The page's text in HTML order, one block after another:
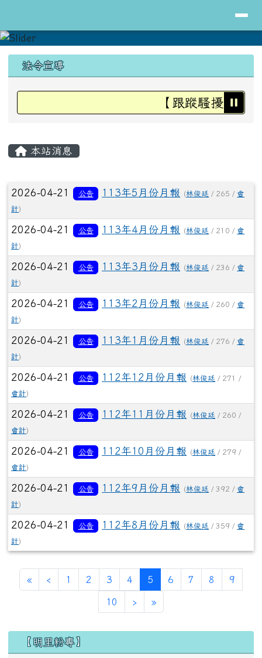
上中區域內容
法令宣導
【跟蹤騷擾防治
本站消息
文章列表
2026-04-21 公告 113年5月份月報 (林俊廷 / 265 /會
計)
2026-04-21 公告 113年4月份月報 (林俊廷 / 210 /會
計)
2026-04-21 公告 113年3月份月報 (林俊廷 / 236 /會
計)
2026-04-21 公告 113年2月份月報 (林俊廷 / 260 /會
計)
2026-04-21 公告 113年1月份月報 (林俊廷 / 276 /會
計)
2026-04-21 公告 112年12月份月報 (林俊廷 / 271 /
會計)
2026-04-21 公告 112年11月份月報 (林俊廷 / 260 /
會計)
2026-04-21 公告 112年10月份月報 (林俊廷 / 279 /
會計)
2026-04-21 公告 112年9月份月報 (林俊廷 / 392 /會
計)
2026-04-21 公告 112年8月份月報 (林俊廷 / 359 /會
計)
«第一頁
‹ 上一頁
1 2 3 4 5 (目前頁次)
6 7 8 9
10 ›下一頁
»最後頁
左邊區域內容
【明里粉專】
頁尾區域